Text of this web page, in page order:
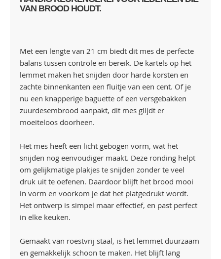
VAN BROOD HOUDT.
Met een lengte van 21 cm biedt dit mes de perfecte
balans tussen controle en bereik. De kartels op het
lemmet maken het snijden door harde korsten en
zachte binnenkanten een fluitje van een cent. Of je
nu een knapperige baguette of een versgebakken
zuurdesembrood aanpakt, dit mes glijdt er
moeiteloos doorheen.
Het mes heeft een licht gebogen vorm, wat het
snijden nog eenvoudiger maakt. Deze ronding helpt
om gelijkmatige plakjes te snijden zonder te veel
druk uit te oefenen. Daardoor blijft het brood mooi
in vorm en voorkom je dat het platgedrukt wordt.
Het ontwerp is simpel maar effectief, en past perfect
in elke keuken.
Gemaakt van roestvrij staal, is het lemmet duurzaam
en gemakkelijk schoon te maken. Het blijft lang